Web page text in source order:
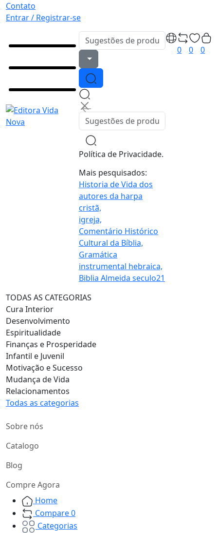
Contato
Entrar / Registrar-se
Política de Privacidade.
Mais pesquisados:
Historia de Vida dos
autores da harpa
cristã,
igreja,
Comentário Histórico
Cultural da Bíblia,
Gramática
instrumental hebraica,
Biblia Almeida seculo21
0 0 0
TODAS AS CATEGORIAS
Cura Interior
Desenvolvimento
Espiritualidade
Finanças e Prosperidade
Infantil e Juvenil
Motivação e Sucesso
Mudança de Vida
Relacionamentos
Todas as categorias
Sobre nós
Catalogo
Blog
Compre Agora
Home
Compare0
Categorias